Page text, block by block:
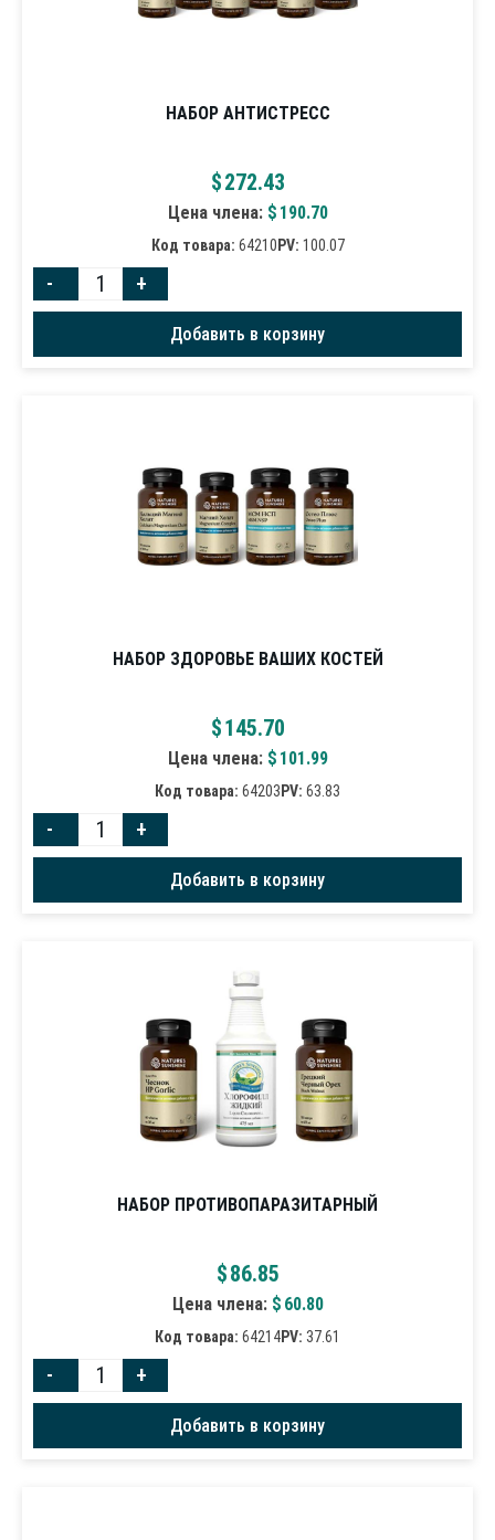
НАБОР АНТИСТРЕСС
$272.43
Цена члена: $ 190.70
Код товара: 64210 PV: 100.07
- +
Добавить в корзину
НАБОР ЗДОРОВЬЕ ВАШИХ КОСТЕЙ
$145.70
Цена члена: $ 101.99
Код товара: 64203 PV: 63.83
- +
Добавить в корзину
НАБОР ПРОТИВОПАРАЗИТАРНЫЙ
$86.85
Цена члена: $ 60.80
Код товара: 64214PV: 37.61
- +
Добавить в корзину